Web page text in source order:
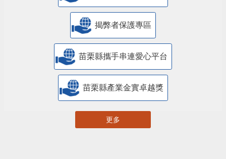
揭弊者保護專區
苗栗縣攜手串連愛心平台
苗栗縣產業金實卓越獎
更多